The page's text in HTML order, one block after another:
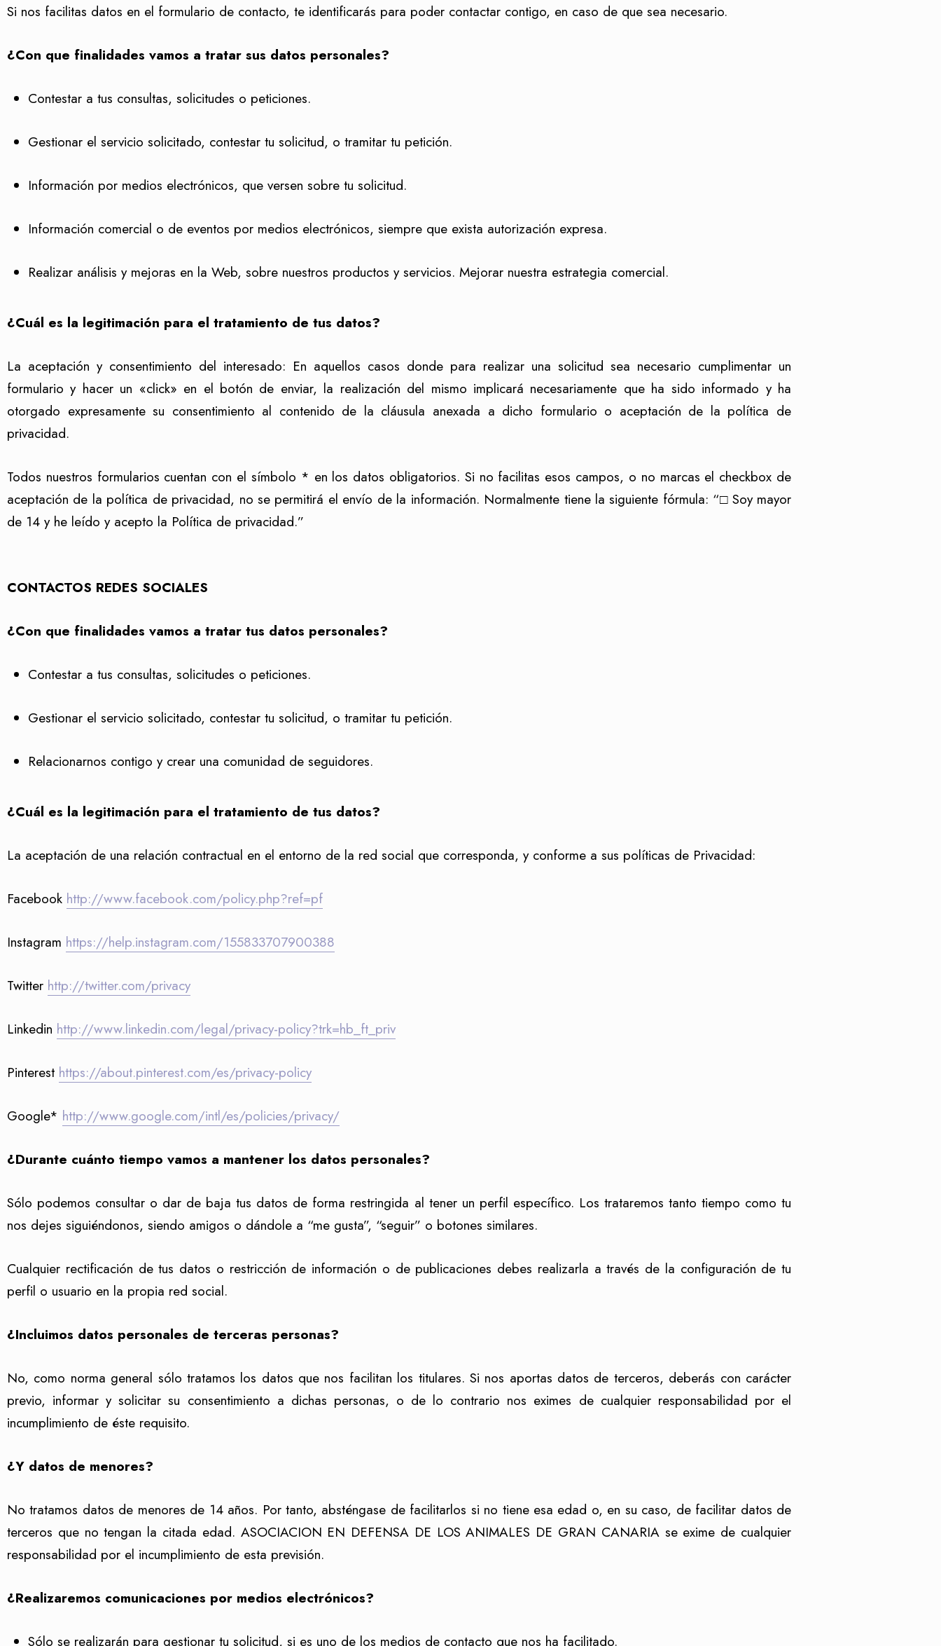
Si nos facilitas datos en el formulario de contacto, te identificarás para poder contactar contigo, en caso de que sea necesario.
¿Con que finalidades vamos a tratar sus datos personales?
Contestar a tus consultas, solicitudes o peticiones.
Gestionar el servicio solicitado, contestar tu solicitud, o tramitar tu petición.
Información por medios electrónicos, que versen sobre tu solicitud.
Información comercial o de eventos por medios electrónicos, siempre que exista autorización expresa.
Realizar análisis y mejoras en la Web, sobre nuestros productos y servicios. Mejorar nuestra estrategia comercial.
¿Cuál es la legitimación para el tratamiento de tus datos?
La aceptación y consentimiento del interesado: En aquellos casos donde para realizar una solicitud sea necesario cumplimentar un
formulario y hacer un «click» en el botón de enviar, la realización del mismo implicará necesariamente que ha sido informado y ha
otorgado expresamente su consentimiento al contenido de la cláusula anexada a dicho formulario o aceptación de la política de
privacidad.
Todos nuestros formularios cuentan con el símbolo * en los datos obligatorios. Si no facilitas esos campos, o no marcas el checkbox de
aceptación de la política de privacidad, no se permitirá el envío de la información. Normalmente tiene la siguiente fórmula: “□ Soy mayor
de 14 y he leído y acepto la Política de privacidad.”
CONTACTOS REDES SOCIALES
¿Con que finalidades vamos a tratar tus datos personales?
Contestar a tus consultas, solicitudes o peticiones.
Gestionar el servicio solicitado, contestar tu solicitud, o tramitar tu petición.
Relacionarnos contigo y crear una comunidad de seguidores.
¿Cuál es la legitimación para el tratamiento de tus datos?
La aceptación de una relación contractual en el entorno de la red social que corresponda, y conforme a sus políticas de Privacidad:
Facebook http://www.facebook.com/policy.php?ref=pf
Instagram https://help.instagram.com/155833707900388
Twitter http://twitter.com/privacy
Linkedin http://www.linkedin.com/legal/privacy-policy?trk=hb_ft_priv
Pinterest https://about.pinterest.com/es/privacy-policy
Google* http://www.google.com/intl/es/policies/privacy/
¿Durante cuánto tiempo vamos a mantener los datos personales?
Sólo podemos consultar o dar de baja tus datos de forma restringida al tener un perfil específico. Los trataremos tanto tiempo como tu
nos dejes siguiéndonos, siendo amigos o dándole a “me gusta”, “seguir” o botones similares.
Cualquier rectificación de tus datos o restricción de información o de publicaciones debes realizarla a través de la configuración de tu
perfil o usuario en la propia red social.
¿Incluimos datos personales de terceras personas?
No, como norma general sólo tratamos los datos que nos facilitan los titulares. Si nos aportas datos de terceros, deberás con carácter
previo, informar y solicitar su consentimiento a dichas personas, o de lo contrario nos eximes de cualquier responsabilidad por el
incumplimiento de éste requisito.
¿Y datos de menores?
No tratamos datos de menores de 14 años. Por tanto, absténgase de facilitarlos si no tiene esa edad o, en su caso, de facilitar datos de
terceros que no tengan la citada edad. ASOCIACION EN DEFENSA DE LOS ANIMALES DE GRAN CANARIAse exime de cualquier
responsabilidad por el incumplimiento de esta previsión.
¿Realizaremos comunicaciones por medios electrónicos?
Sólo se realizarán para gestionar tu solicitud, si es uno de los medios de contacto que nos ha facilitado.